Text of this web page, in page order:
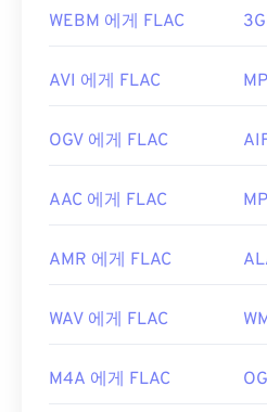
WEBM 에게 FLAC
AVI 에게 FLAC
OGV 에게 FLAC
AAC 에게 FLAC
AMR 에게 FLAC
WAV 에게 FLAC
M4A 에게 FLAC